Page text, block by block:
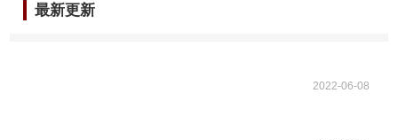
最新更新
2022-06-08